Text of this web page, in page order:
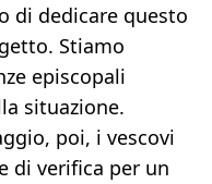
di dedicare questo
Stiamo
episcopali
situazione.
poi, i vescovi
di verifica per un